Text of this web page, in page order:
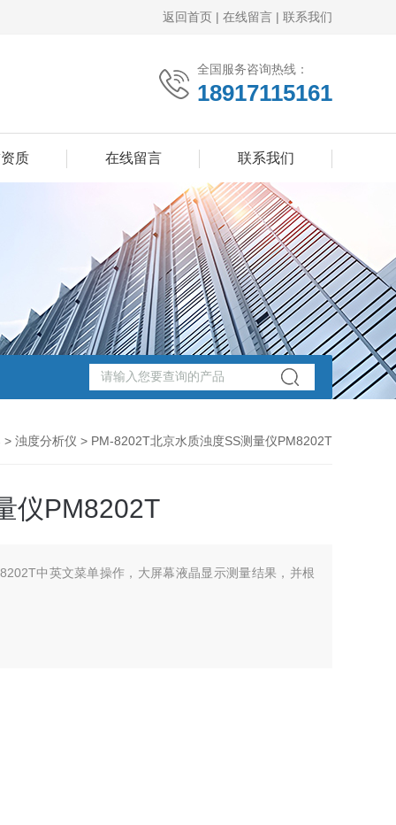
返回首页 | 在线留言 | 联系我们
全国服务咨询热线：
18917115161
质 在线留言 联系我们
> 浊度分析仪 > PM-8202T北京水质浊度SS测量仪PM8202T
仪PM8202T
中英文菜单操作，大屏幕液晶显示测量结果，并根